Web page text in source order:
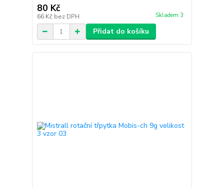
80 Kč
66 Kč bez DPH Skladem 3
Přidat do košíku